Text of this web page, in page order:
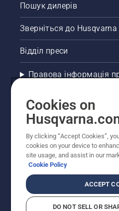
Пошук дилерів
Зверніться до Husqvarna
Відділ преси
Правова інформація
Інші сайти Husqvarna
Рекомендовані інтернет-
Cookies on
By clicking “Accept Cookies”,
cookies on your device to
site usage, and assist in our
Cookie Policy
ACCEPT
DO NOT SELL OR